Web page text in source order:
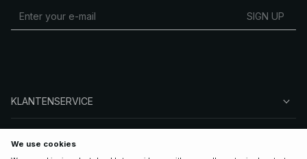
SIGN UP
KLANTENSERVICE